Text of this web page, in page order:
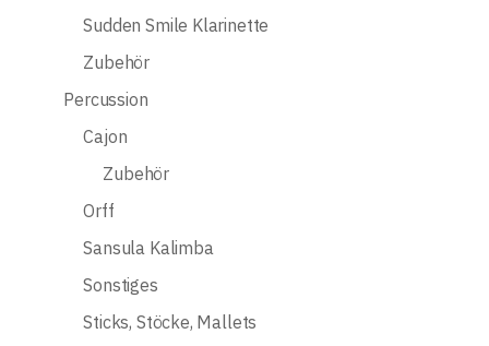
Sudden Smile Klarinette
Zubehör
Percussion
Cajon
Zubehör
Orff
Sansula Kalimba
Sonstiges
Sticks, Stöcke, Mallets